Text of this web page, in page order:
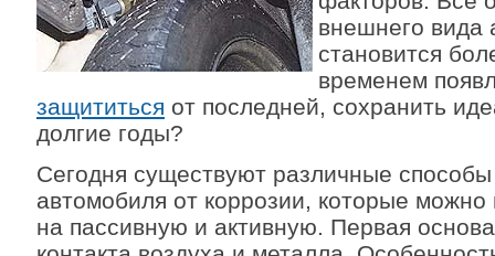
внешнего вида
становится
временем
защититься от последней, сохранить
долгие годы?
Сегодня существуют различные
автомобиля от коррозии, которые можно
на пассивную и активную. Первая